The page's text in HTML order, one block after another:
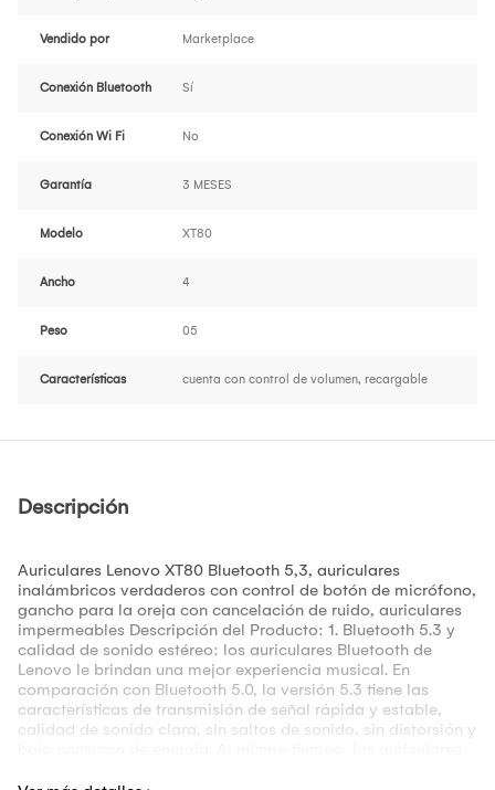
Vendido por Marketplace
Conexión Bluetooth Sí
Conexión Wi Fi No
Garantía 3 MESES
Modelo XT80
Ancho 4
Peso 05
Características cuenta con control de volumen, recargable
Descripción
Auriculares Lenovo XT80 Bluetooth 5,3, auriculares
inalámbricos verdaderos con control de botón de micrófono,
gancho para la oreja con cancelación de ruido, auriculares
impermeables Descripción del Producto: 1. Bluetooth 5.3 y
calidad de sonido estéreo: los auriculares Bluetooth de
Lenovo le brindan una mejor experiencia musical. En
comparación con Bluetooth 5.0, la versión 5.3 tiene las
características de transmisión de señal rápida y estable,
calidad de sonido clara, sin saltos de sonido, sin distorsión y